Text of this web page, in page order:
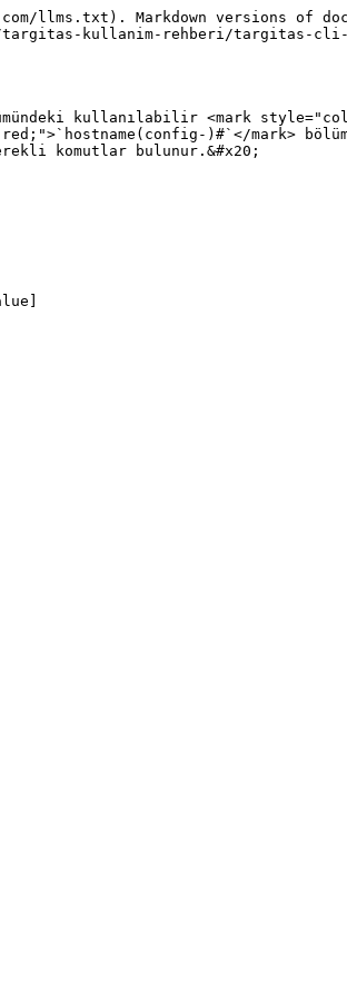
llms.txt). Markdown versions of
kullanim-rehberi/targitas-
kullanılabilir <mark
)#`</mark>
komutlar bulunur.&#x20;